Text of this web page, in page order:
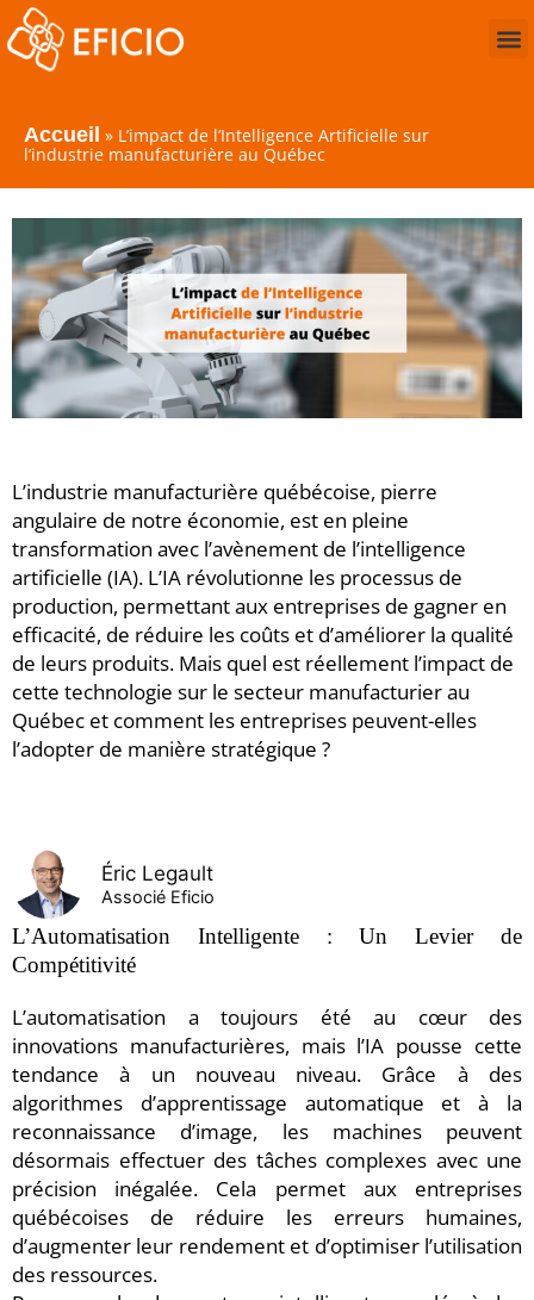
Accueil » L’impact de l’Intelligence Artificielle sur
l’industrie manufacturière au Québec
L’industrie manufacturière québécoise, pierre
angulaire de notre économie, est en pleine
transformation avec l’avènement de l’intelligence
artificielle (IA). L’IA révolutionne les processus de
production, permettant aux entreprises de gagner en
efficacité, de réduire les coûts et d’améliorer la qualité
de leurs produits. Mais quel est réellement l’impact de
cette technologie sur le secteur manufacturier au
Québec et comment les entreprises peuvent-elles
l’adopter de manière stratégique ?
Éric Legault
Associé Eficio
L’Automatisation Intelligente : Un Levier de
Compétitivité
L’automatisation a toujours été au cœur des
innovations manufacturières, mais l’IA pousse cette
tendance à un nouveau niveau. Grâce à des
algorithmes d’apprentissage automatique et à la
reconnaissance d’image, les machines peuvent
désormais effectuer des tâches complexes avec une
précision inégalée. Cela permet aux entreprises
québécoises de réduire les erreurs humaines,
d’augmenter leur rendement et d’optimiser l’utilisation
des ressources.